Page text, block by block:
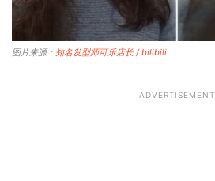
图片来源： 知名发型师可乐店长 / bilibili
ADVERTISEMENT